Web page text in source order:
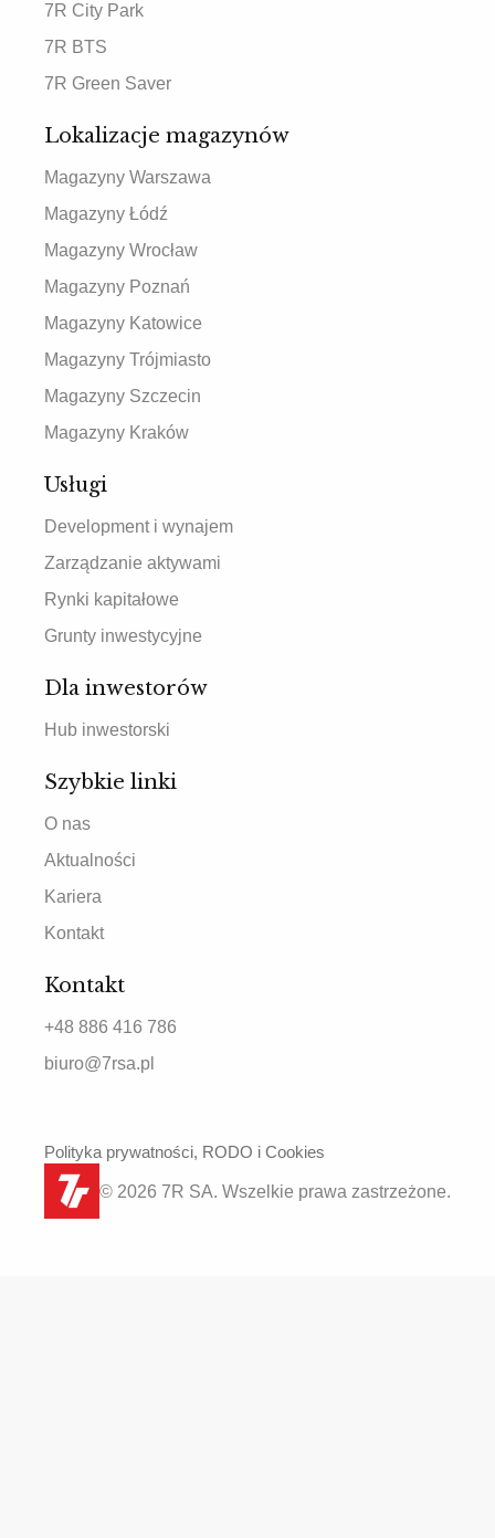
7R City Park
7R BTS
7R Green Saver
Lokalizacje magazynów
Magazyny Warszawa
Magazyny Łódź
Magazyny Wrocław
Magazyny Poznań
Magazyny Katowice
Magazyny Trójmiasto
Magazyny Szczecin
Magazyny Kraków
Usługi
Development i wynajem
Zarządzanie aktywami
Rynki kapitałowe
Grunty inwestycyjne
Dla inwestorów
Hub inwestorski
Szybkie linki
O nas
Aktualności
Kariera
Kontakt
Kontakt
+48 886 416 786
biuro@7rsa.pl
© 2026 7R SA. Wszelkie prawa zastrzeżone.
Polityka prywatności, RODO i Cookies